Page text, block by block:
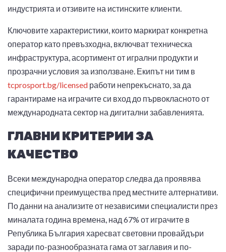
индустрията и отзивите на истинските клиенти.
Ключовите характеристики, които маркират конкретна
оператор като превъзходна, включват техническа
инфраструктура, асортимент от игрални продукти и
прозрачни условия за използване. Екипът ни тим в
tcprosport.bg/licensed работи непрекъснато, за да
гарантираме на играчите си вход до първокласното от
международната сектор на дигитални забавленията.
ГЛАВНИ КРИТЕРИИ ЗА
КАЧЕСТВО
Всеки международна оператор следва да проявява
специфични преимущества пред местните алтернативи.
По данни на анализите от независими специалисти през
миналата година времена, над 67% от играчите в
Република България харесват световни провайдъри
заради по-разнообразната гама от заглавия и по-